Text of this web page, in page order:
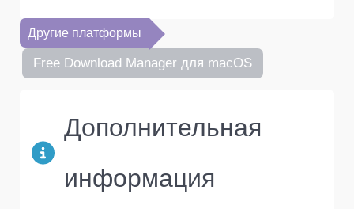
Другие платформы
Free Download Manager для macOS
Дополнительная
информация